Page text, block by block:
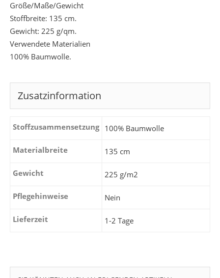
Größe/Maße/Gewicht
Stoffbreite: 135 cm.
Gewicht: 225 g/qm.
Verwendete Materialien
100% Baumwolle.
Zusatzinformation
Stoffzusammensetzung 100% Baumwolle
Materialbreite 135 cm
Gewicht 225 g/m2
Pflegehinweise Nein
Lieferzeit 1-2 Tage